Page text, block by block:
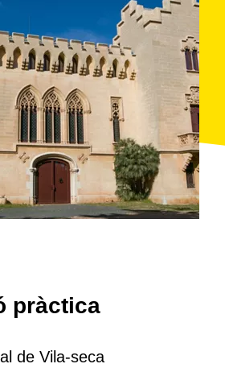
pràctica
de Vila-seca